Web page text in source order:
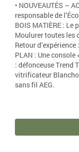
• NOUVEAUTÉS –
responsable de
BOIS MATIÈRE : Le
Moulurer toutes les
Retour
PLAN : Une console
: défonceuse Trend
vitrificateur
sans fil AEG.